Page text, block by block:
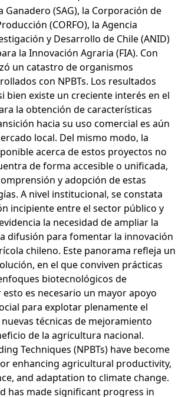
Ganadero (SAG), la Corporación de
(CORFO), la Agencia
y Desarrollo de Chile (ANID)
la Innovación Agraria (FIA). Con
un catastro de organismos
con NPBTs. Los resultados
bien existe un creciente interés en el
la obtención de características
hacia su uso comercial es aún
local. Del mismo modo, la
acerca de estos proyectos no
de forma accesible o unificada,
y adopción de estas
A nivel institucional, se constata
incipiente entre el sector público y
la necesidad de ampliar la
difusión para fomentar la innovación
chileno. Este panorama refleja un
en el que conviven prácticas
biotecnológicos de
es necesario un mayor apoyo
para explotar plenamente el
técnicas de mejoramiento
de la agricultura nacional.
Techniques (NPBTs) have become
enhancing agricultural productivity,
and adaptation to climate change.
has made significant progress in